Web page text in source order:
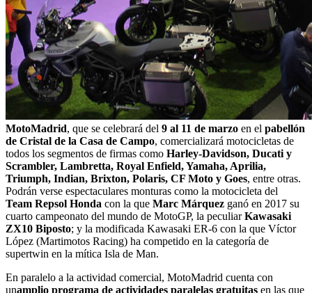
MotoMadrid, que se celebrará del 9 al 11 de marzo en el pabellón
de Cristal de la Casa de Campo, comercializará motocicletas de
todos los segmentos de firmas como Harley-Davidson, Ducati y
Scrambler, Lambretta, Royal Enfield, Yamaha, Aprilia,
Triumph, Indian, Brixton, Polaris, CF Moto y Goes, entre otras.
Podrán verse espectaculares monturas como la motocicleta del
Team Repsol Honda con la que Marc Márquez ganó en 2017 su
cuarto campeonato del mundo de MotoGP, la peculiarKawasaki
ZX10 Biposto; y la modificada Kawasaki ER-6 con la que Víctor
López (Martimotos Racing) ha competido en la categoría de
supertwin en la mítica Isla de Man.
En paralelo a la actividad comercial, MotoMadrid cuenta con
unamplio programa de actividades paralelas gratuitas en las que